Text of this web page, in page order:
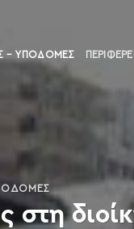
– ΥΠΟΔΟΜΈΣ
στη